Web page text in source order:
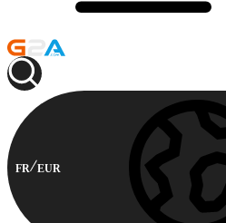
FR EUR